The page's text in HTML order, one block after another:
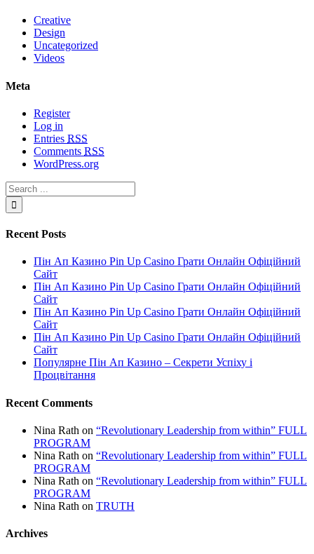
Creative
Design
Uncategorized
Videos
Meta
Register
Log in
Entries RSS
Comments RSS
WordPress.org
Recent Posts
Пін Ап Казино Pin Up Casino Грати Онлайн Офіційний
Сайт
Пін Ап Казино Pin Up Casino Грати Онлайн Офіційний
Сайт
Пін Ап Казино Pin Up Casino Грати Онлайн Офіційний
Сайт
Пін Ап Казино Pin Up Casino Грати Онлайн Офіційний
Сайт
Популярне Пін Ап Казино – Секрети Успіху і
Процвітання
Recent Comments
Nina Rath on “Revolutionary Leadership from within” FULL
PROGRAM
Nina Rath on “Revolutionary Leadership from within” FULL
PROGRAM
Nina Rath on “Revolutionary Leadership from within” FULL
PROGRAM
Nina Rath on TRUTH
Archives